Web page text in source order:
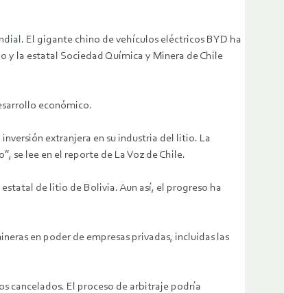
El gigante chino de vehículos eléctricos BYD ha
y la estatal Sociedad Química y Minera de Chile
económico.
extranjera en su industria del litio. La
se lee en el reporte de La Voz de Chile.
de litio de Bolivia. Aun así, el progreso ha
en poder de empresas privadas, incluidas las
cancelados. El proceso de arbitraje podría